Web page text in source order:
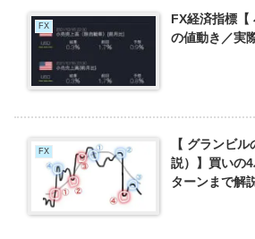
FX
FX経済指標【
の値動き／実
FX
【 グランビ
説）】買いの
ターンまで解